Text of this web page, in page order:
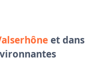
et dans